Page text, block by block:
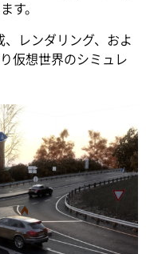
す。
レンダリング、およ
仮想世界のシミュレ